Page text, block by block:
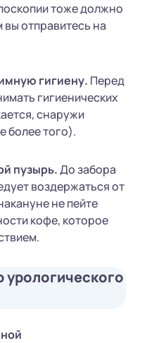
тоже должно
отправитесь на
гигиену. Перед
гигиенических
снаружи
более того).
пузырь.До забора
воздержаться от
не пейте
кофе, которое
урологического